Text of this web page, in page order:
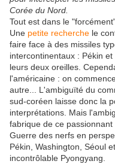
Corée du Nord.
Tout est dans le
Une petite recherche le
faire face à des missiles
intercontinentaux : Pékin
leurs deux oreilles.
l'américaine : on
autre... L'ambiguïté du
sud-coréen laisse donc la
interprétations. Mais
fabrique de ce
Guerre des nerfs en
Pékin, Washington, Séoul
incontrôlable Pyongyang.